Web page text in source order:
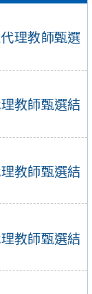
理教師甄選
教師甄選結
教師甄選結
教師甄選結